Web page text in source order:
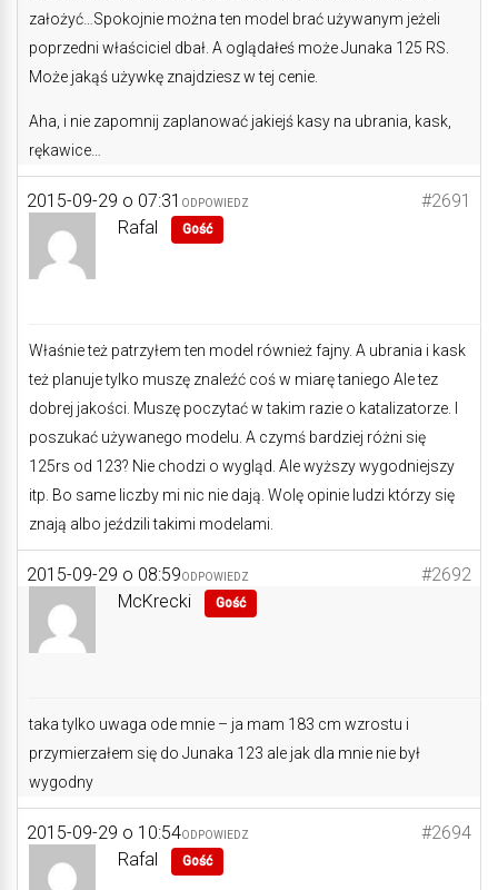
założyć…Spokojnie można ten model brać używanym jeżeli
poprzedni właściciel dbał. A oglądałeś może Junaka 125 RS.
Może jakąś używkę znajdziesz w tej cenie.
Aha, i nie zapomnij zaplanować jakiejś kasy na ubrania, kask,
rękawice…
2015-09-29 o 07:31 #2691
ODPOWIEDZ
Rafal Gość
Właśnie też patrzyłem ten model również fajny. A ubrania i kask
też planuje tylko muszę znaleźć coś w miarę taniego Ale tez
dobrej jakości. Muszę poczytać w takim razie o katalizatorze. I
poszukać używanego modelu. A czymś bardziej różni się
125rs od 123? Nie chodzi o wygląd. Ale wyższy wygodniejszy
itp. Bo same liczby mi nic nie dają. Wolę opinie ludzi którzy się
znają albo jeździli takimi modelami.
2015-09-29 o 08:59 #2692
ODPOWIEDZ
McKrecki Gość
taka tylko uwaga ode mnie – ja mam 183 cm wzrostu i
przymierzałem się do Junaka 123 ale jak dla mnie nie był
wygodny
2015-09-29 o 10:54 #2694
ODPOWIEDZ
Rafal Gość